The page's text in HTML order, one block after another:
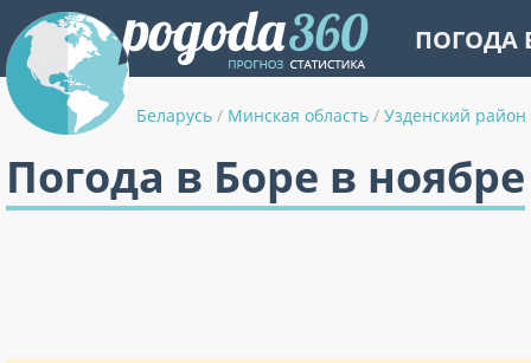
ПОГОДА
Беларусь / Минская область / Узденский район
Погода в Боре в ноябре